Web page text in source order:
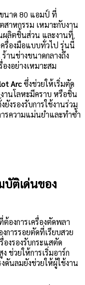
นาด 80 แอมป์ ที่
าหกรรม เหมาะกับงาน
ผลิตชิ้นส่วน และงานที่
ครื่องมือแบบทั่วไป รุ่นนี้
ร้านช่างขนาดกลางถึง
งอย่างเหมาะสม
Arcซึ่งช่วยให้เริ่มตัด
านโลหะมีคราบ หรือชิ้น
งรองรับการใช้งานร่วม
รความแม่นยำและทำซ้ำ
บัติเด่นของ
ต้องการเครื่องตัดพลา
การรอยตัดที่เรียบสวย
งรองรับกระแสตัด
ช่วยให้การเริ่มอาร์ก
ดันลมยังช่วยให้ผู้ใช้งาน